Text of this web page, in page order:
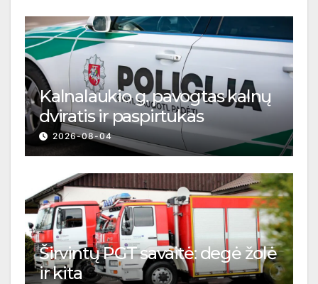
Kalnalaukio g. pavogtas kalnų
dviratis ir paspirtukas
2026-08-04
Širvintų PGT savaitė: degė žolė
ir kita